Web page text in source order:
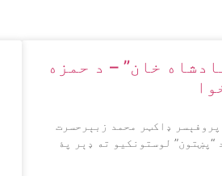
خان” – د حمزه
ډاکټر محمد زبېرحسرت
لوستونکيو ته ډېر پۀ